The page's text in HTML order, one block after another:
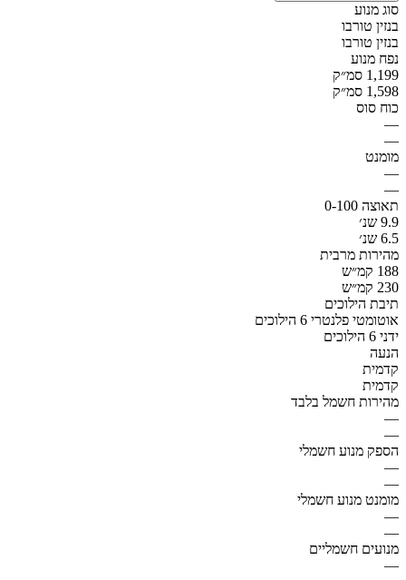
סוג מנוע
בנזין טורבו
בנזין טורבו
נפח מנוע
1,199 סמ״ק
1,598 סמ״ק
כוח סוס
—
—
מומנט
—
—
תאוצה 0-100
9.9 שנ׳
6.5 שנ׳
מהירות מרבית
188 קמ״ש
230 קמ״ש
תיבת הילוכים
אוטומטי פלנטרי 6 הילוכים
ידני 6 הילוכים
הנעה
קדמית
קדמית
מהירות חשמל בלבד
—
—
הספק מנוע חשמלי
—
—
מומנט מנוע חשמלי
—
—
מנועים חשמליים
—